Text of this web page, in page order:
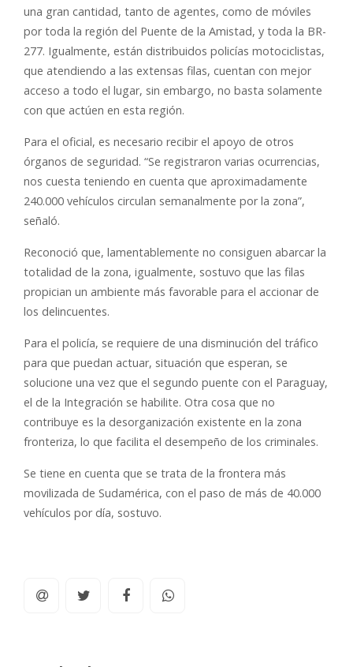
una gran cantidad, tanto de agentes, como de móviles
por toda la región del Puente de la Amistad, y toda la BR-
277. Igualmente, están distribuidos policías motociclistas,
que atendiendo a las extensas filas, cuentan con mejor
acceso a todo el lugar, sin embargo, no basta solamente
con que actúen en esta región.
Para el oficial, es necesario recibir el apoyo de otros
órganos de seguridad. “Se registraron varias ocurrencias,
nos cuesta teniendo en cuenta que aproximadamente
240.000 vehículos circulan semanalmente por la zona”,
señaló.
Reconoció que, lamentablemente no consiguen abarcar la
totalidad de la zona, igualmente, sostuvo que las filas
propician un ambiente más favorable para el accionar de
los delincuentes.
Para el policía, se requiere de una disminución del tráfico
para que puedan actuar, situación que esperan, se
solucione una vez que el segundo puente con el Paraguay,
el de la Integración se habilite. Otra cosa que no
contribuye es la desorganización existente en la zona
fronteriza, lo que facilita el desempeño de los criminales.
Se tiene en cuenta que se trata de la frontera más
movilizada de Sudamérica, con el paso de más de 40.000
vehículos por día, sostuvo.